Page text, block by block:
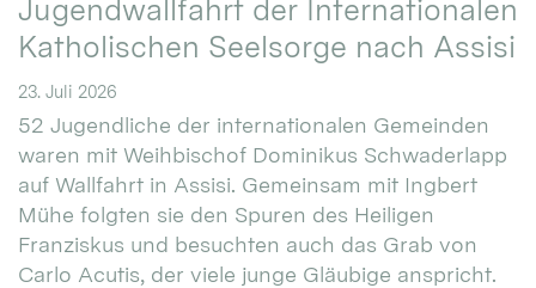
Jugendwallfahrt der Internationalen
Katholischen Seelsorge nach Assisi
23. Juli 2026
52 Jugendliche der internationalen Gemeinden
waren mit Weihbischof Dominikus Schwaderlapp
auf Wallfahrt in Assisi. Gemeinsam mit Ingbert
Mühe folgten sie den Spuren des Heiligen
Franziskus und besuchten auch das Grab von
Carlo Acutis, der viele junge Gläubige anspricht.